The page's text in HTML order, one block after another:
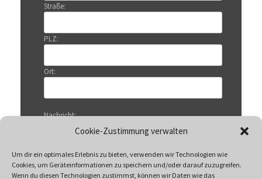
Cookie-Zustimmung verwalten
Um dir ein optimales Erlebnis zu bieten, verwenden wir Technologien wie
Cookies, um Geräteinformationen zu speichern und/oder darauf zuzugreifen.
Wenn du diesen Technologien zustimmst, können wir Daten wie das
Straße:
PLZ:
Ort:
Nachricht: